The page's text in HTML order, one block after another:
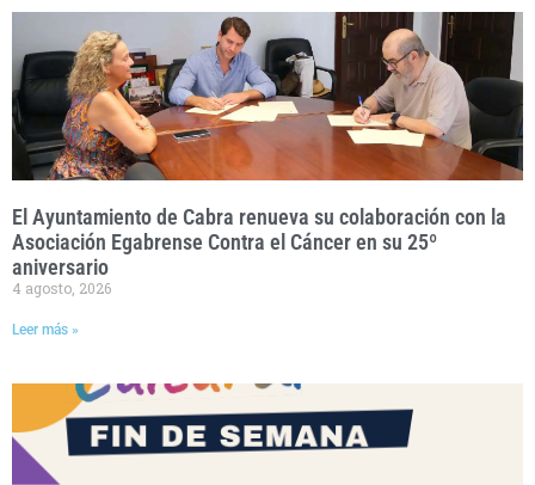
El Ayuntamiento de Cabra renueva su colaboración con la
Asociación Egabrense Contra el Cáncer en su 25º
aniversario
4 agosto, 2026
Leer más »